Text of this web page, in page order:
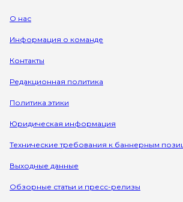
О нас
Информация о команде
Контакты
Редакционная политика
Политика этики
Юридическая информация
Технические требования к баннерным
Выходные данные
Обзорные статьи и пресс-релизы